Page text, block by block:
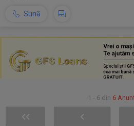
Sună
1 - 6 din 6